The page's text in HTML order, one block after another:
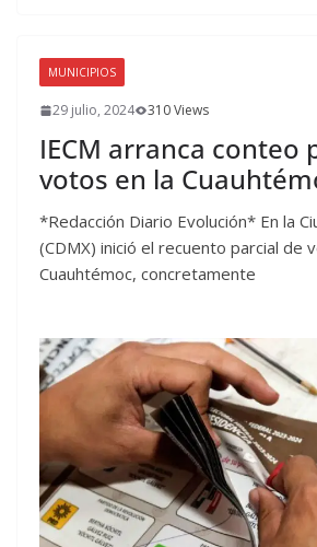
MUNICIPIOS
29 julio, 2024 310 Views
IECM arranca conteo
votos en la
*Redacción Diario Evolución* En la
(CDMX) inició el recuento parcial de
Cuauhtémoc, concretamente